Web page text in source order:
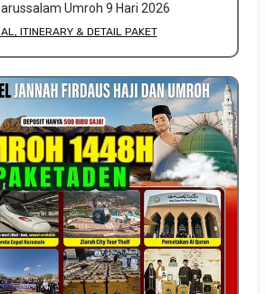
Umroh 9 Hari 2026
ITINERARY & DETAIL PAKET